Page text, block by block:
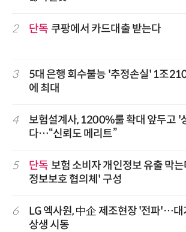
2 단독 쿠팡에서 카드대출 받는다
3
5대 은행 회수불능 '추정손실' 1조
에 최대
4
보험설계사, 1200%룰 확대 앞두고 '
다…“신뢰도 메리트”
5 단독 보험 소비자 개인정보 유출 막
정보보호 협의체' 구성
6
LG 엑사원, 中企 제조현장 '전파'…대
상생 시동